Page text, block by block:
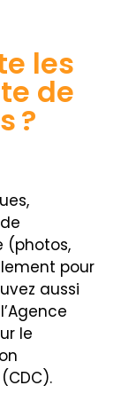
les
de
?
(photos,
pour
aussi
le